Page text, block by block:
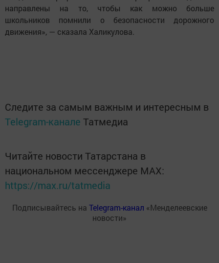
направлены на то, чтобы как можно больше
школьников помнили о безопасности дорожного
движения», — сказала Халикулова.
Следите за самым важным и интересным в
Telegram-канале Татмедиа
Читайте новости Татарстана в
национальном мессенджере MАХ:
https://max.ru/tatmedia
Подписывайтесь на Telegram-канал «Менделеевские
новости»